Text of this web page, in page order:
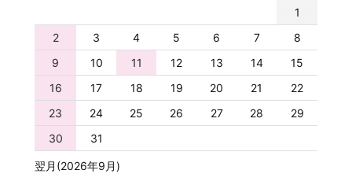
1
2
3 4 5 6 7
8
9
10 11 12 13 14
15
16
17 18 19 20 21
22
23
24 25 26 27 28
29
30
31
翌月(2026年9月)